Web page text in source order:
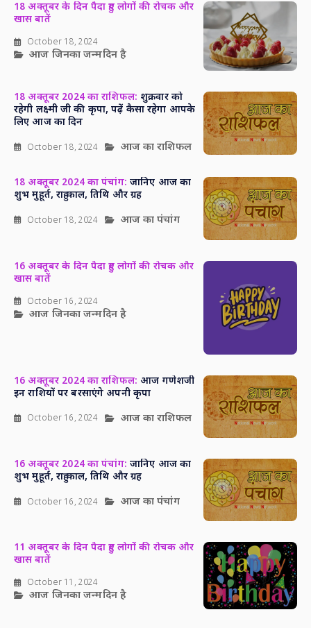
18 अक्तूबर के दिन पैदा हुए लोगों की रोचक और
खास बातें
October 18, 2024
आज जिनका जन्मदिन है
18 अक्तूबर 2024 का राशिफल: शुक्रवार को
रहेगी लक्ष्मी जी की कृपा, पढ़ें कैसा रहेगा आपके
लिए आज का दिन
October 18, 2024 आज का राशिफल
18 अक्तूबर 2024 का पंचांग: जानिए आज का
शुभ मुहूर्त, राहु काल, तिथि और ग्रह
October 18, 2024 आज का पंचांग
16 अक्तूबर के दिन पैदा हुए लोगों की रोचक और
खास बातें
October 16, 2024
आज जिनका जन्मदिन है
16 अक्तूबर 2024 का राशिफल: आज गणेशजी
इन राशियों पर बरसाएंगे अपनी कृपा
October 16, 2024 आज का राशिफल
16 अक्तूबर 2024 का पंचांग: जानिए आज का
शुभ मुहूर्त, राहु काल, तिथि और ग्रह
October 16, 2024 आज का पंचांग
11 अक्तूबर के दिन पैदा हुए लोगों की रोचक और
खास बातें
October 11, 2024
आज जिनका जन्मदिन है